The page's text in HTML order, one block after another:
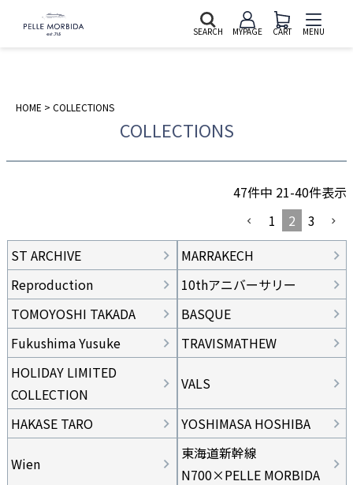
SEARCH MYPAGE CART MENU
HOME COLLECTIONS
COLLECTIONS
47件中 21-40件表示
1
2
3
ST ARCHIVE
MARRAKECH
Reproduction
10thアニバーサリー
TOMOYOSHI TAKADA
BASQUE
Fukushima Yusuke
TRAVISMATHEW
HOLIDAY LIMITED
COLLECTION
VALS
HAKASE TARO YOSHIMASA HOSHIBA
Wien
東海道新幹線
N700×PELLE MORBIDA